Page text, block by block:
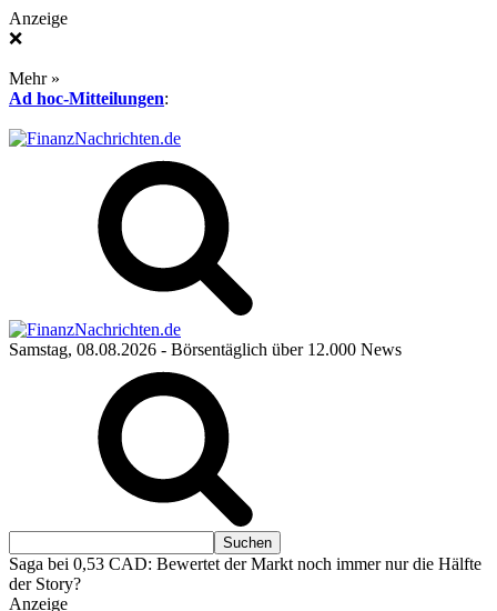
Anzeige
❌
Mehr »
Ad hoc-Mitteilungen:
Samstag, 08.08.2026 - Börsentäglich über 12.000 News
Saga bei 0,53 CAD: Bewertet der Markt noch immer nur die Hälfte
der Story?
Anzeige